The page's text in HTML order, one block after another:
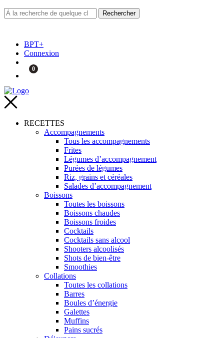
BPT+
Connexion
0
RECETTES
Accompagnements
Tous les accompagnements
Frites
Légumes d’accompagnement
Purées de légumes
Riz, grains et céréales
Salades d’accompagnement
Boissons
Toutes les boissons
Boissons chaudes
Boissons froides
Cocktails
Cocktails sans alcool
Shooters alcoolisés
Shots de bien-être
Smoothies
Collations
Toutes les collations
Barres
Boules d’énergie
Galettes
Muffins
Pains sucrés